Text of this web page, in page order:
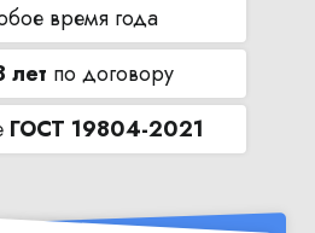
время года
лет по договору
ГОСТ 19804-2021